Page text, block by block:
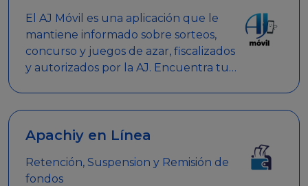
El AJ Móvil es una aplicación que le
mantiene informado sobre sorteos,
concurso y juegos de azar, fiscalizados
y autorizados por la AJ. Encuentra tus
clave.
Apachiy en Línea
Retención, Suspension y Remisión de
fondos